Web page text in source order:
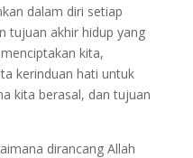
dalam diri setiap
tujuan akhir hidup yang
kita,
kerinduan hati untuk
kita berasal, dan tujuan
dirancang Allah